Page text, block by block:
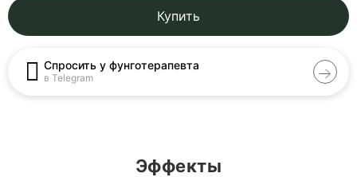
Купить
Спросить у фунготерапевта
в Telegram
Эффекты